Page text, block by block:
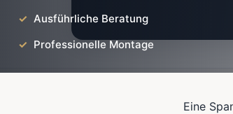
Ausführliche Beratung
Professionelle Montage
Eine